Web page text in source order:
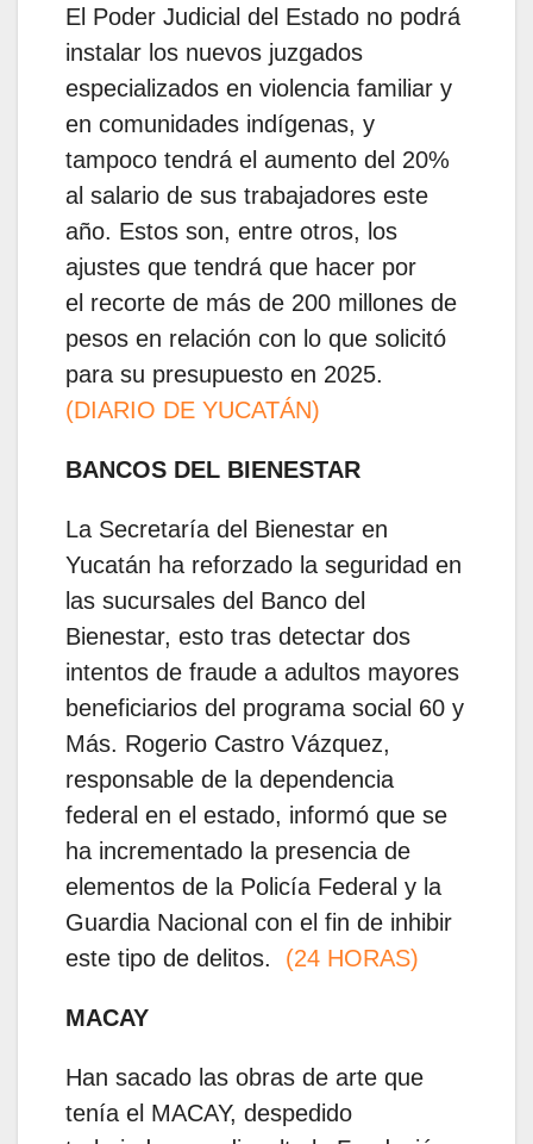
El Poder Judicial del Estado no podrá
instalar los nuevos juzgados
especializados en violencia familiar y
en comunidades indígenas, y
tampoco tendrá el aumento del 20%
al salario de sus trabajadores este
año. Estos son, entre otros, los
ajustes que tendrá que hacer por
el recorte de más de 200 millones de
pesos en relación con lo que solicitó
para su presupuesto en 2025.
(DIARIO DE YUCATÁN)
BANCOS DEL BIENESTAR
La Secretaría del Bienestar en
Yucatán ha reforzado la seguridad en
las sucursales del Banco del
Bienestar, esto tras detectar dos
intentos de fraude a adultos mayores
beneficiarios del programa social 60 y
Más. Rogerio Castro Vázquez,
responsable de la dependencia
federal en el estado, informó que se
ha incrementado la presencia de
elementos de la Policía Federal y la
Guardia Nacional con el fin de inhibir
este tipo de delitos. (24 HORAS)
MACAY
Han sacado las obras de arte que
tenía el MACAY, despedido